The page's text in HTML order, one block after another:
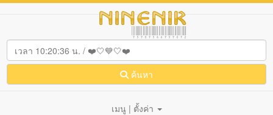
ค้นหา
เมนู | ตั้งค่า